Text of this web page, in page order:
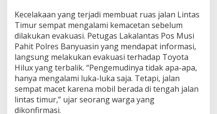
b
n
g
-
B
t
u
n
g
Kecelakaan yang terjadi membuat ruas jalan Lintas
Timur sempat mengalami kemacetan sebelum
dilakukan evakuasi. Petugas Lakalantas Pos Musi
Pahit Polres Banyuasin yang mendapat informasi,
langsung melakukan evakuasi terhadap Toyota
Hilux yang terbalik. “Pengemudinya tidak apa-apa,
hanya mengalami luka-luka saja. Tetapi, jalan
sempat macet karena mobil berada di tengah jalan
lintas timur,” ujar seorang warga yang
dikonfirmasi.